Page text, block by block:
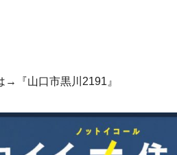
→『山口市黒川2191』